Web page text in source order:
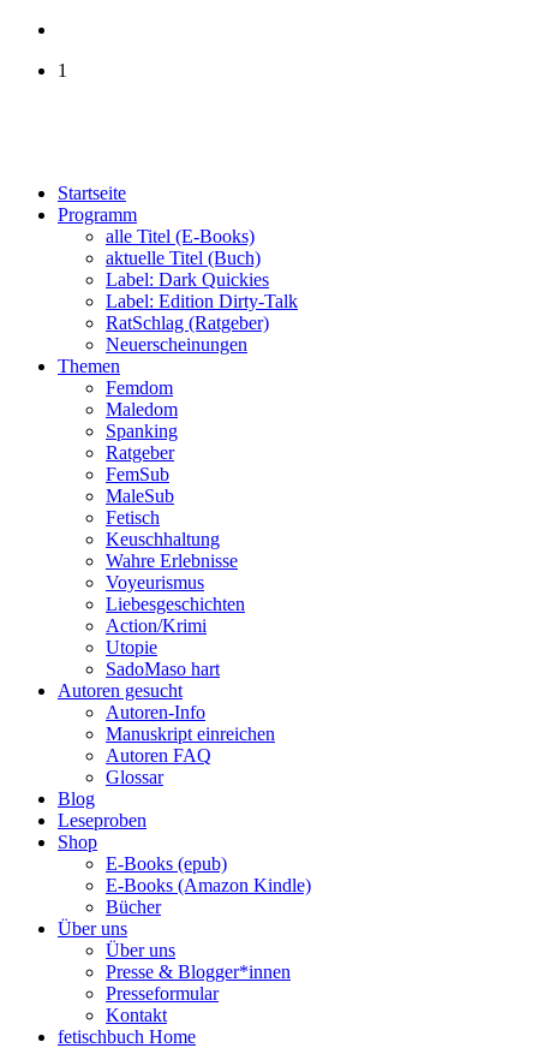
1
Startseite
Programm
alle Titel (E-Books)
aktuelle Titel (Buch)
Label: Dark Quickies
Label: Edition Dirty-Talk
RatSchlag (Ratgeber)
Neuerscheinungen
Themen
Femdom
Maledom
Spanking
Ratgeber
FemSub
MaleSub
Fetisch
Keuschhaltung
Wahre Erlebnisse
Voyeurismus
Liebesgeschichten
Action/Krimi
Utopie
SadoMaso hart
Autoren gesucht
Autoren-Info
Manuskript einreichen
Autoren FAQ
Glossar
Blog
Leseproben
Shop
E-Books (epub)
E-Books (Amazon Kindle)
Bücher
Über uns
Über uns
Presse & Blogger*innen
Presseformular
Kontakt
fetischbuch Home